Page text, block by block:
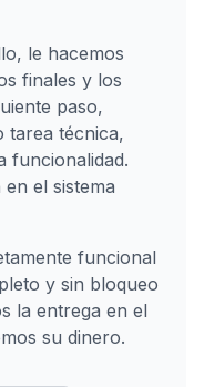
le hacemos
finales y los
paso,
tarea técnica,
funcionalidad.
el sistema
funcional
y sin bloqueo
la entrega en el
su dinero.